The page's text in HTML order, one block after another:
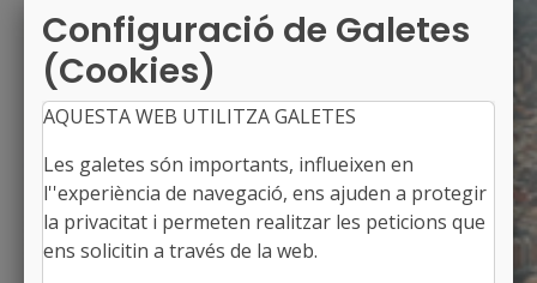
Configuració de Galetes
(Cookies)
AQUESTA WEB UTILITZA GALETES
Les galetes són importants, influeixen en
l''experiència de navegació, ens ajuden a protegir
la privacitat i permeten realitzar les peticions que
ens solicitin a través de la web.